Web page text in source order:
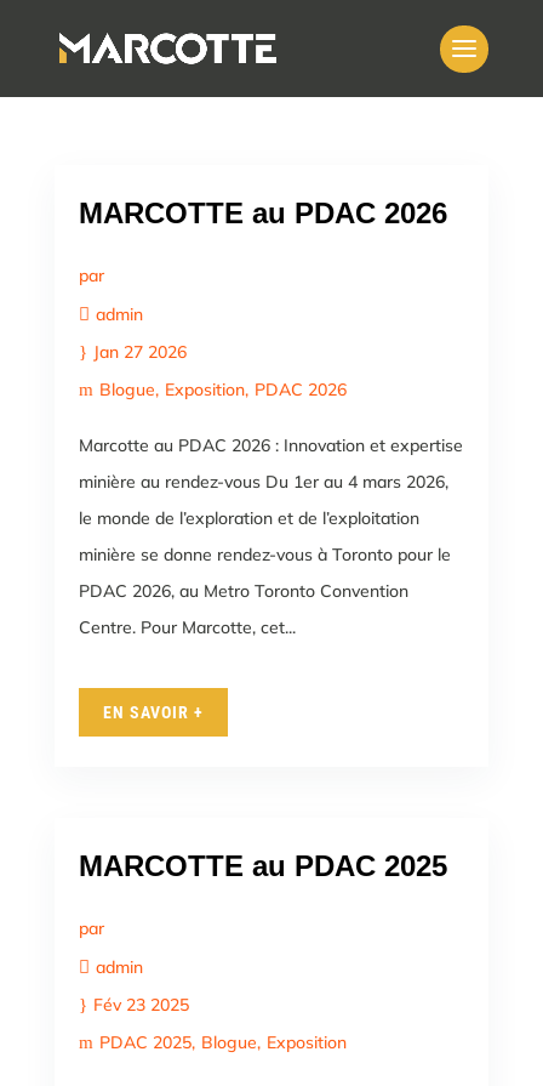
MARCOTTE au PDAC 2026
par
admin
Jan 27 2026
Blogue Exposition PDAC 2026
Marcotte au PDAC 2026 : Innovation et expertise
minière au rendez-vous Du 1er au 4 mars 2026,
le monde de l’exploration et de l’exploitation
minière se donne rendez-vous à Toronto pour le
PDAC 2026, au Metro Toronto Convention
Centre. Pour Marcotte, cet...
EN SAVOIR +
MARCOTTE au PDAC 2025
par
admin
Fév 23 2025
PDAC 2025 Blogue Exposition